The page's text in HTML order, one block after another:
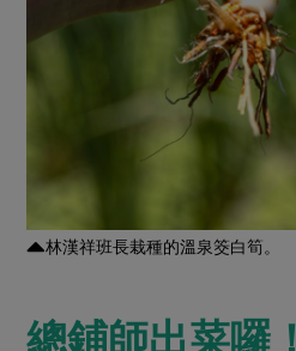
林漢祥班長栽種的溫泉筊白筍。
總鋪師出菜囉！